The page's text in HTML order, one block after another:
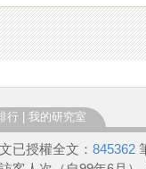
行 我的研究室
已授權全文： 845362